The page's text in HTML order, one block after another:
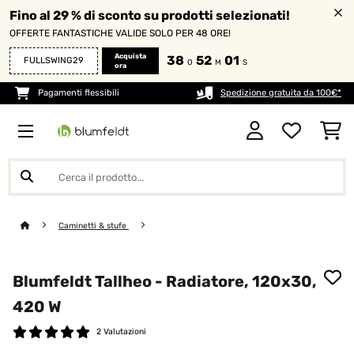
Fino al 29 % di sconto su prodotti selezionati!
OFFERTE FANTASTICHE VALIDE SOLO PER 48 ORE!
FULLSWING29
Acquista
ora
38 O 51 M 59 S
Pagamenti flessibili Spedizione gratuita da 100€*
Caminetti & stufe
Blumfeldt Tallheo - Radiatore, 120x30,
420 W
2 Valutazioni